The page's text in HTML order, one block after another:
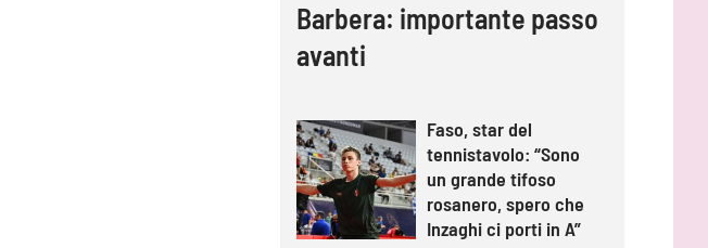
Barbera: importante passo
avanti
Faso, star del
tennistavolo: “Sono
un grande tifoso
rosanero, spero che
Inzaghi ci porti in A”